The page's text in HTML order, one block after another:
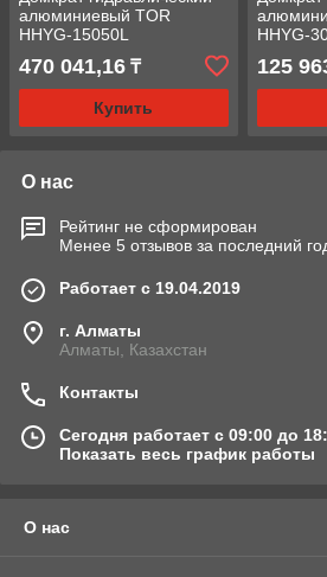
алюминиевый TOR
HHYG-15050L
(ДГА150П50), 150т
470 041,16 ₸
Купить
HHYG-
125
О нас
Рейтинг не сформирован
Менее 5 отзывов за последний
Работает с 19.04.2019
г. Алматы
Алматы, Казахстан
Контакты
Сегодня работает с 09:00 до
Показать весь график работы
О нас